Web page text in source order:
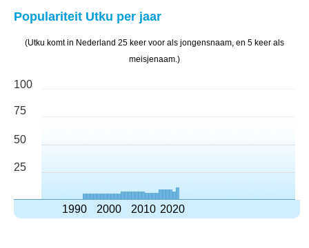
Populariteit Utku per jaar
(Utku komt in Nederland 25 keer voor als jongensnaam, en 5 keer als
meisjenaam.)
100
75
50
25
1990 2000 2010 2020